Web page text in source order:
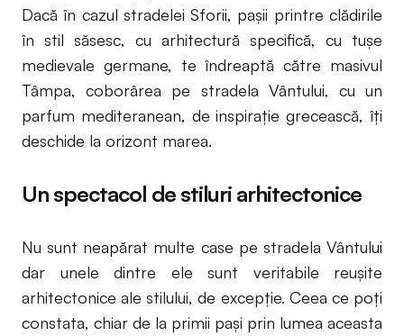
Dacă în cazul stradelei Sforii, pașii printre clădirile
în stil săsesc, cu arhitectură specifică, cu tușe
medievale germane, te îndreaptă către masivul
Tâmpa, coborârea pe stradela Vântului, cu un
parfum mediteranean, de inspirație grecească, îți
deschide la orizont marea.
Un spectacol de stiluri arhitectonice
Nu sunt neapărat multe case pe stradela Vântului
dar unele dintre ele sunt veritabile reuşite
arhitectonice ale stilului, de excepţie. Ceea ce poţi
constata, chiar de la primii paşi prin lumea aceasta